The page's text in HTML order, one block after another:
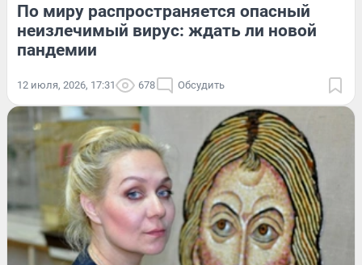
По миру распространяется опасный
неизлечимый вирус: ждать ли новой
пандемии
12 июля, 2026, 17:31 678 Обсудить